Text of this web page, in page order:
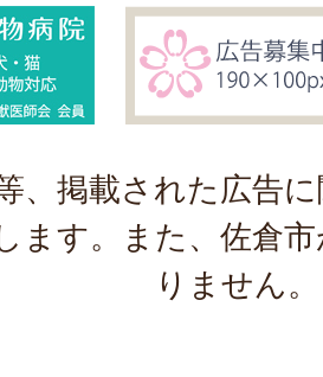
、掲載された広告
ます。また、佐倉
りません。